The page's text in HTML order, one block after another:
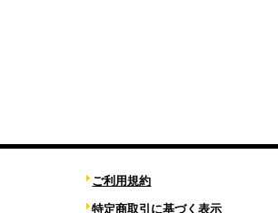
ご利用規約
特定商取引に基づく表示